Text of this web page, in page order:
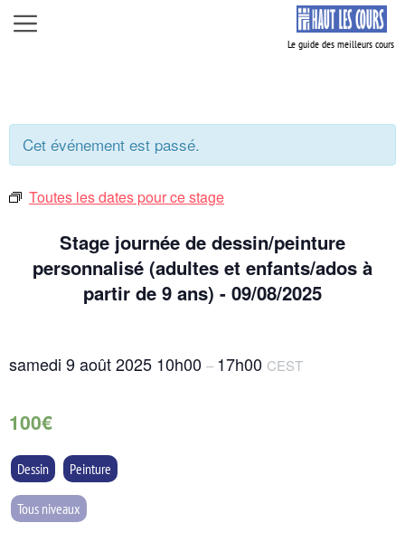
Aller
au
Menu
Cet événement est passé.
Toutes les dates pour ce stage
Stage journée de dessin/peinture
personnalisé (adultes et enfants/ados à
partir de 9 ans) - 09/08/2025
samedi 9 août 2025 10h00 – 17h00 CEST
100€
Dessin Peinture
Tous niveaux